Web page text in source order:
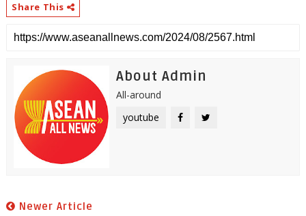
Share This
About Admin
All-around
youtube
Newer Article